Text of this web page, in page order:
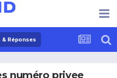
Réponses
numéro privee